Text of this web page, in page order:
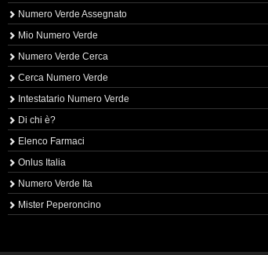
Numero Verde Assegnato
Mio Numero Verde
Numero Verde Cerca
Cerca Numero Verde
Intestatario Numero Verde
Di chi è?
Elenco Farmaci
Onlus Italia
Numero Verde Ita
Mister Peperoncino